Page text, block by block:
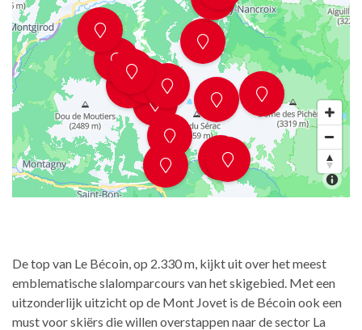
De top van Le Bécoin, op 2.330 m, kijkt uit over het meest
emblematische slalomparcours van het skigebied. Met een
uitzonderlijk uitzicht op de Mont Jovet is de Bécoin ook een
must voor skiërs die willen overstappen naar de sector La